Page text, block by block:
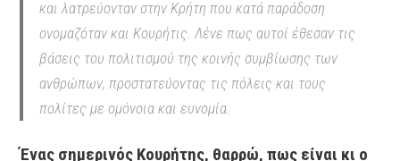
και λατρεύονταν στην Κρήτη που κατά παράδοση
ονομαζόταν και Κουρήτις. Λένε πως αυτοί έθεσαν τις
βάσεις του πολιτισμού της κοινής συμβίωσης των
ανθρώπων, προστατεύοντας τις πόλεις και τους
πολίτες με ομόνοια και ευνομία.
Ένας σημερινός Κουρήτης, θαρρώ, πως είναι κι ο